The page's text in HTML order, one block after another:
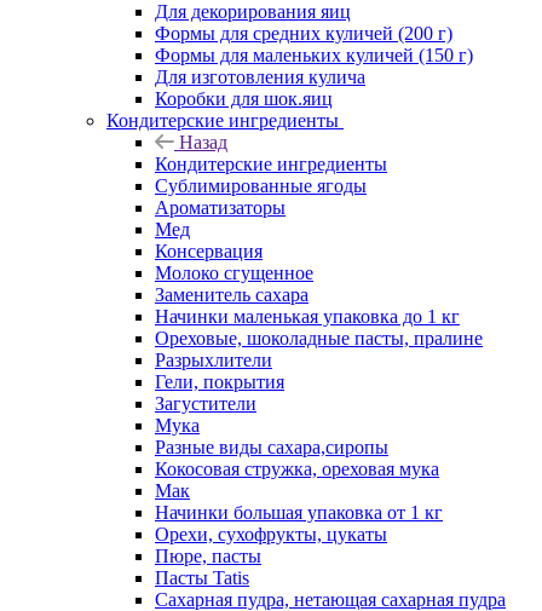
Для декорирования яиц
Формы для средних куличей (200 г)
Формы для маленьких куличей (150 г)
Для изготовления кулича
Коробки для шок.яиц
Кондитерские ингредиенты
Назад
Кондитерские ингредиенты
Сублимированные ягоды
Ароматизаторы
Мед
Консервация
Молоко сгущенное
Заменитель сахара
Начинки маленькая упаковка до 1 кг
Ореховые, шоколадные пасты, пралине
Разрыхлители
Гели, покрытия
Загустители
Мука
Разные виды сахара,сиропы
Кокосовая стружка, ореховая мука
Мак
Начинки большая упаковка от 1 кг
Орехи, сухофрукты, цукаты
Пюре, пасты
Пасты Tatis
Сахарная пудра, нетающая сахарная пудра